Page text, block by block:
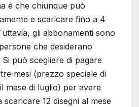
è che chiunque può
e scaricare fino a 4
gli abbonamenti sono
che desiderano
può scegliere di pagare
mesi (prezzo speciale di
mese di luglio) per avere
scaricare 12 disegni al mese